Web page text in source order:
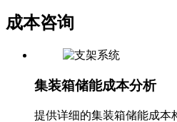
成本咨询
集装箱储能成本分析
提供详细的集装箱储能成本